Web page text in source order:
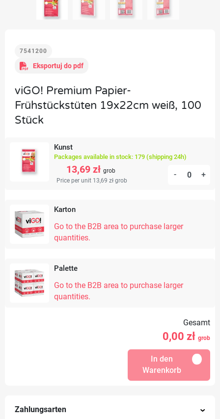
7541200
Eksportuj do pdf
viGO! Premium Papier-
Frühstückstüten 19x22cm weiß, 100
Stück
Kunst
Packages available in stock: 179 (shipping 24h)
13,69 zł grob
Price per unit 13,69 zł grob
- +
Karton
Go to the B2B area to purchase larger
quantities.
Palette
Go to the B2B area to purchase larger
quantities.
Gesamt
0,00 zł grob
In den
Warenkorb
Zahlungsarten